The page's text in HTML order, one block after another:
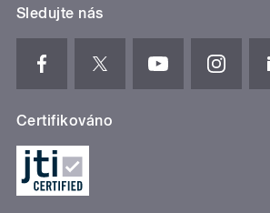
Sledujte nás
Certifikováno